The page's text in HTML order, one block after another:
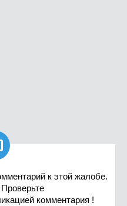
к этой жалобе.
комментария !